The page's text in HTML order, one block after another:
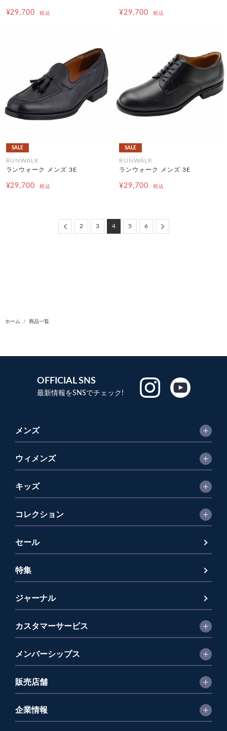
¥29,700 税込 ¥29,700 税込
SALE
RUNWALK
ランウォーク メンズ 3E
¥29,700 税込
SALE
RUNWALK
ランウォーク メンズ 3E
¥29,700 税込
Previous
2 3 4 5 6 Next
ホーム 商品一覧
OFFICIAL SNS
最新情報をSNSでチェック!
メンズ
ウィメンズ
キッズ
コレクション
セール
特集
ジャーナル
カスタマーサービス
メンバーシップス
販売店舗
企業情報